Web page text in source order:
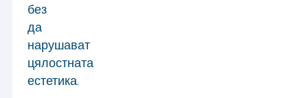
без
да
нарушават
цялостната
естетика.